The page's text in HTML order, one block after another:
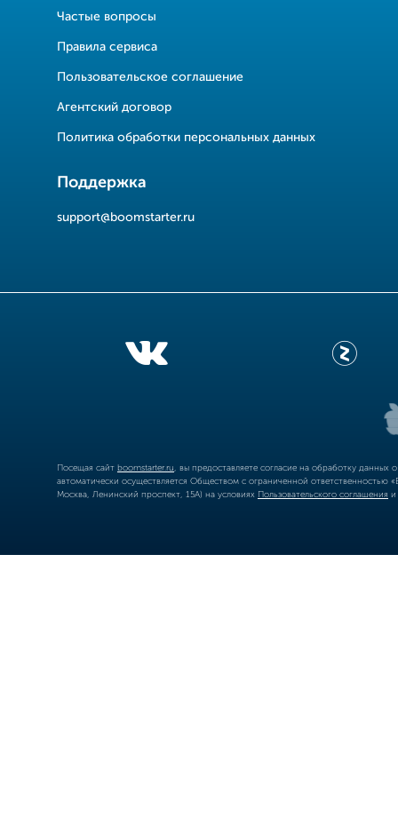
Частые вопросы
Правила сервиса
Пользовательское соглашение
Агентский договор
Политика обработки персональных данных
Поддержка
support@boomstarter.ru
Посещая сайт boomstarter.ru , вы предоставляете согласие на обработку
автоматически осуществляется Обществом с ограниченной
Москва, Ленинский проспект, 15А) на условиях Пользовательского соглашения и